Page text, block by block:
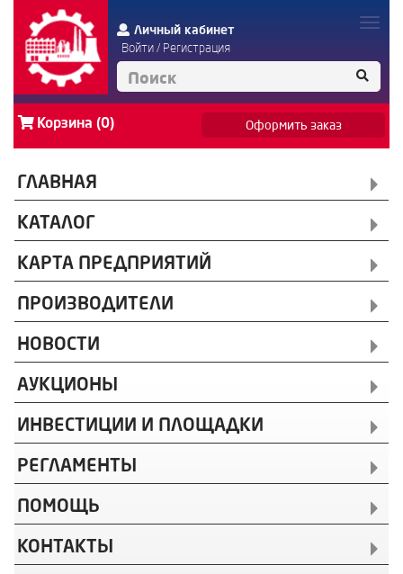
Личный кабинет
Войти/ Регистрация
Корзина (0) Оформить заказ
ГЛАВНАЯ
КАТАЛОГ
КАРТА ПРЕДПРИЯТИЙ
ПРОИЗВОДИТЕЛИ
НОВОСТИ
АУКЦИОНЫ
ИНВЕСТИЦИИ И ПЛОЩАДКИ
РЕГЛАМЕНТЫ
ПОМОЩЬ
КОНТАКТЫ